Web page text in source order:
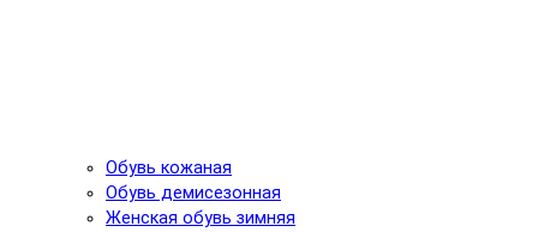
Обувь кожаная
Обувь демисезонная
Женская обувь зимняя